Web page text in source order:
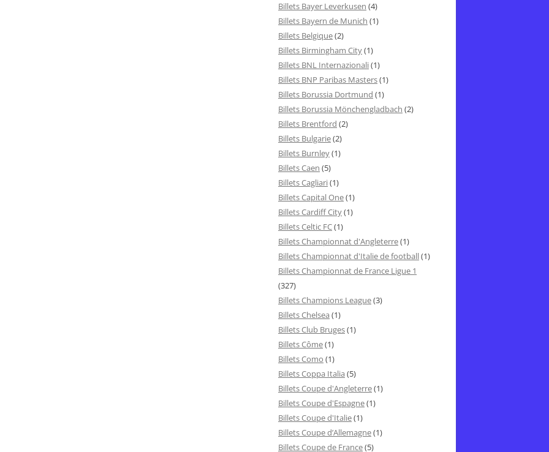
Billets Bayer Leverkusen (4)
Billets Bayern de Munich (1)
Billets Belgique(2)
Billets Birmingham City(1)
Billets BNL Internazionali(1)
Billets BNP Paribas Masters(1)
Billets Borussia Dortmund (1)
Billets Borussia Mönchengladbach (2)
Billets Brentford (2)
Billets Bulgarie(2)
Billets Burnley(1)
Billets Caen (5)
Billets Cagliari(1)
Billets Capital One(1)
Billets Cardiff City(1)
Billets Celtic FC(1)
Billets Championnat d'Angleterre(1)
Billets Championnat d'Italie de football(1)
Billets Championnat de France Ligue 1
(327)
Billets Champions League(3)
Billets Chelsea (1)
Billets Club Bruges(1)
Billets Côme(1)
Billets Como (1)
Billets Coppa Italia (5)
Billets Coupe d'Angleterre(1)
Billets Coupe d'Espagne(1)
Billets Coupe d'Italie(1)
Billets Coupe d’Allemagne(1)
Billets Coupe de France(5)